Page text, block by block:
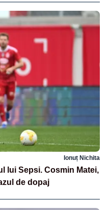
Ionuț Nichita
lui Sepsi. Cosmin Matei,
de dopaj